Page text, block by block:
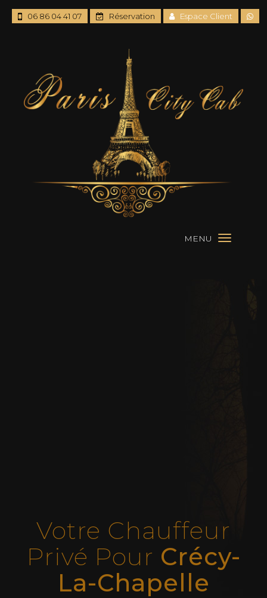
MENU
06 86 04 41 07 Réservation Espace Client
Votre Chauffeur
Privé Pour Crécy-
La-Chapelle